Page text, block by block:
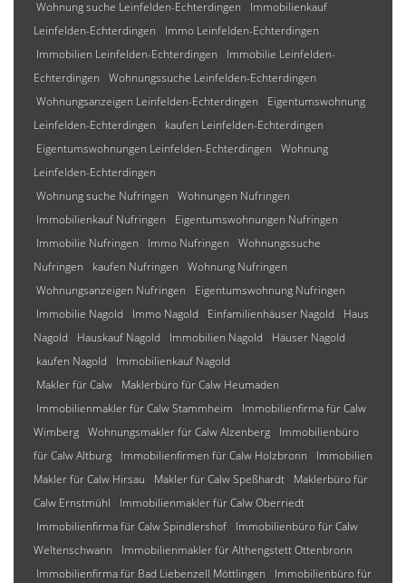
Wohnung suche Leinfelden-Echterdingen
Immobilienkauf
Leinfelden-Echterdingen
Immo Leinfelden-Echterdingen
Immobilien Leinfelden-Echterdingen
Immobilie Leinfelden-
Echterdingen
Wohnungssuche Leinfelden-Echterdingen
Wohnungsanzeigen Leinfelden-Echterdingen
Eigentumswohnung
Leinfelden-Echterdingen
kaufen Leinfelden-Echterdingen
Eigentumswohnungen Leinfelden-Echterdingen
Wohnung
Leinfelden-Echterdingen
Wohnung suche Nufringen
Wohnungen Nufringen
Immobilienkauf Nufringen
Eigentumswohnungen Nufringen
Immobilie Nufringen
Immo Nufringen
Wohnungssuche
Nufringen
kaufen Nufringen
Wohnung Nufringen
Wohnungsanzeigen Nufringen
Eigentumswohnung Nufringen
Immobilie Nagold
Immo Nagold Einfamilienhäuser Nagold
Haus
Nagold
Hauskauf Nagold Immobilien Nagold
Häuser Nagold
kaufen Nagold
Immobilienkauf Nagold
Makler für Calw
Maklerbüro für Calw Heumaden
Immobilienmakler für Calw Stammheim
Immobilienfirma für Calw
Wimberg Wohnungsmakler für Calw Alzenberg
Immobilienbüro
für Calw Altburg
Immobilienfirmen für Calw Holzbronn
Immobilien
Makler für Calw Hirsau
Makler für Calw Speßhardt
Maklerbüro für
Calw Ernstmühl
Immobilienmakler für Calw Oberriedt
Immobilienfirma für Calw Spindlershof
Immobilienbüro für Calw
Weltenschwann
Immobilienmakler für Althengstett Ottenbronn
Immobilienfirma für Bad Liebenzell Möttlingen
Immobilienbüro für